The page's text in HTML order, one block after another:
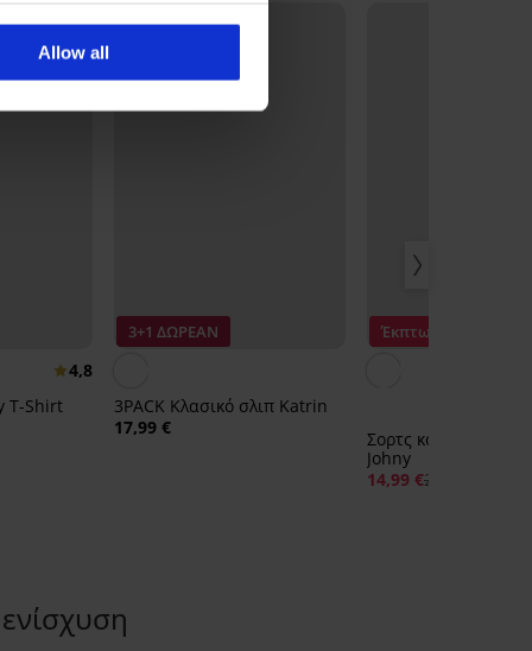
Allow all
4,8
T-Shirt
3+1 ΔΩΡΕΑΝ
3PACK Κλασικό σλιπ Katrin
17,99 €
Έκπτωση -40%
Σορτς κολύμβησης
Johny
14,99 €24,99 €